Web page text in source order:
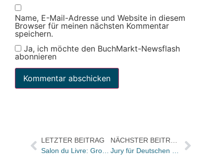
Name, E-Mail-Adresse und Website in diesem
Browser für meinen nächsten Kommentar
speichern.
Ja, ich möchte den BuchMarkt-Newsflash
abonnieren
LETZTER BEITRAG
Salon du Livre: Großes Interesse für deutsches Begleitprogramm